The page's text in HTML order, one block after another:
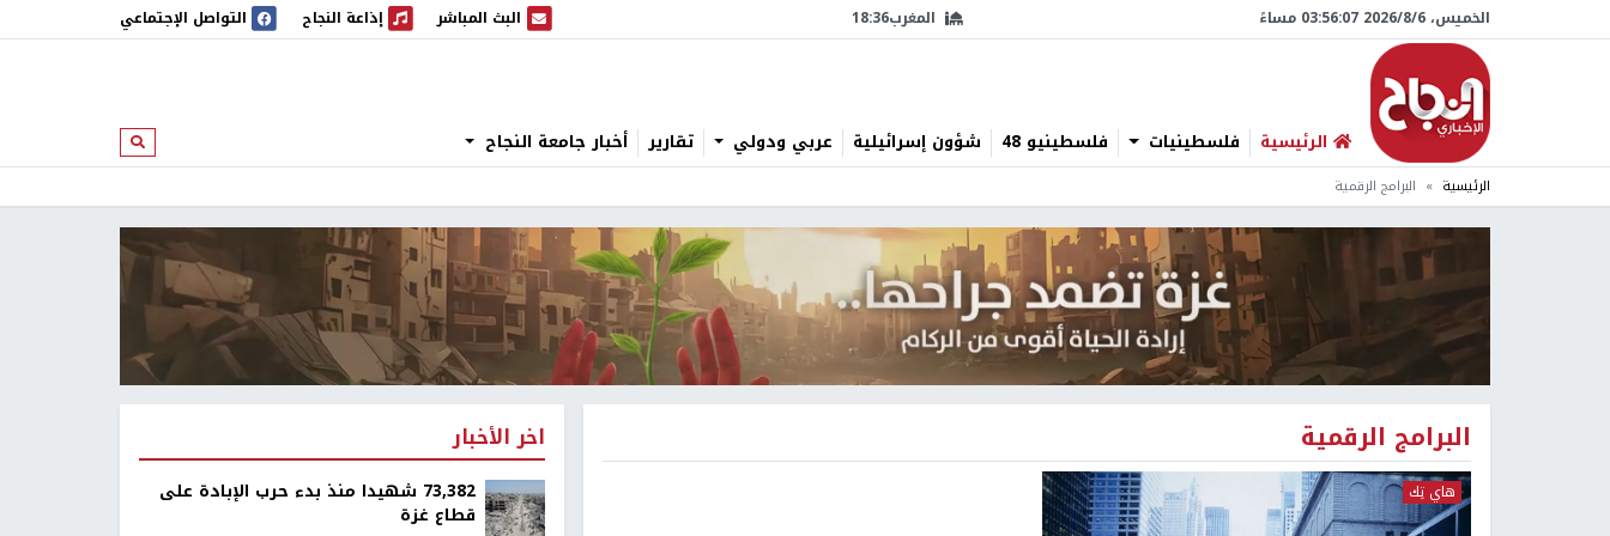
الخميس، 6/‏8/‏2026 03:56:07 مساءً المغرب18:36 البث المباشر
البث المباشر إذاعة النجاح
إذاعة النجاح التواصل الإجتماعي
الرئيسية فلسطينيات فلسطينيو 48 شؤون إسرائيلية عربي ودولي تقارير أخبار جامعة النجاح ابحث
الرئيسية البرامج الرقمية
البرامج الرقمية
هاي تِك
اخر الأخبار
73,382 شهيدا منذ بدء حرب الإبادة على
قطاع غزة